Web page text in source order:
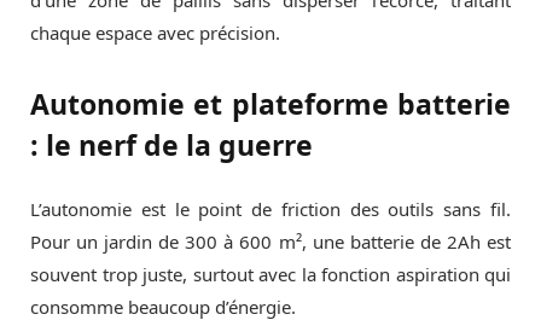
chaque espace avec précision.
Autonomie et plateforme batterie
: le nerf de la guerre
L’autonomie est le point de friction des outils sans fil.
Pour un jardin de 300 à 600 m², une batterie de 2Ah est
souvent trop juste, surtout avec la fonction aspiration qui
consomme beaucoup d’énergie.